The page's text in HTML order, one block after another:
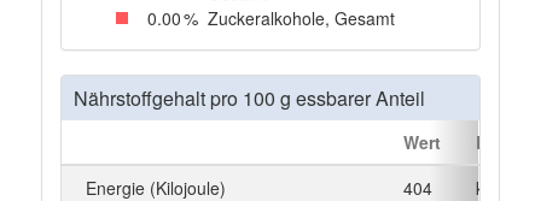
0.00% Zuckeralkohole, Gesamt
Nährstoffgehalt pro 100 g essbarer Anteil
Wert
Einheit
Energie (Kilojoule)
404
kJ